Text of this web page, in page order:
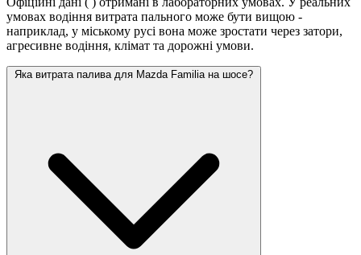
умовах водіння витрата пального може бути вищою -
наприклад, у міському русі вона може зростати через затори,
агресивне водіння, клімат та дорожні умови.
Яка витрата палива для Mazda Familia на шосе?